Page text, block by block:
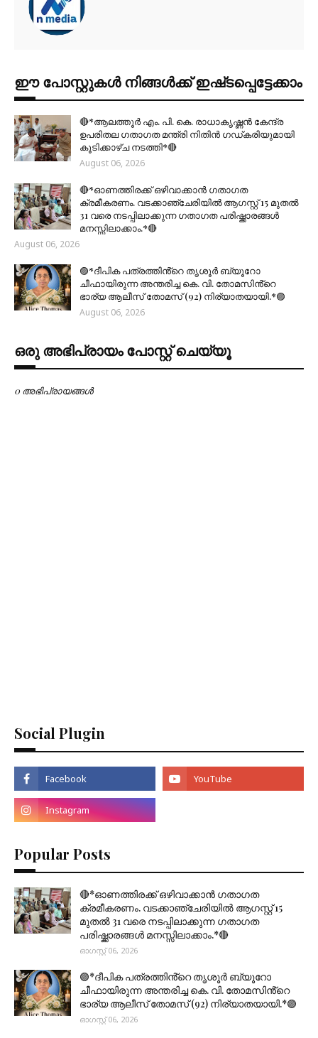
ഈ പോസ്റ്റുകൾ നിങ്ങൾക്ക് ഇഷ്‌‌ടപ്പെട്ടേക്കാം
🔴*ആലത്തൂർ എം. പി. കെ. രാധാകൃഷ്ണൻ കേന്ദ്ര
ഉപരിതല ഗതാഗത മന്ത്രി നിതിൻ ഗഡ്കരിയുമായി
കൂടിക്കാഴ്ച നടത്തി*🔴
August 06, 2026
🔴*ഓണത്തിരക്ക് ഒഴിവാക്കാൻ ഗതാഗത
ക്രമീകരണം. വടക്കാഞ്ചേരിയിൽ ആഗസ്റ്റ് 15 മുതല്‍
31 വരെ നടപ്പിലാക്കുന്ന ഗതാഗത പരിഷ്ക്കാരങ്ങൾ
മനസ്സിലാക്കാം.*🔴
August 06, 2026
🟣*ദീപിക പത്രത്തിൻ്റെ തൃശൂർ ബ്യൂറോ
ചീഫായിരുന്ന അന്തരിച്ച കെ. വി. തോമസിൻ്റെ
ഭാര്യ ആലീസ് തോമസ് (92) നിര്യാതയായി.*🟣
August 06, 2026
ഒരു അഭിപ്രായം പോസ്റ്റ് ചെയ്യൂ
0 അഭിപ്രായങ്ങള്‍
Social Plugin
Popular Posts
🔴*ഓണത്തിരക്ക് ഒഴിവാക്കാൻ ഗതാഗത
ക്രമീകരണം. വടക്കാഞ്ചേരിയിൽ ആഗസ്റ്റ് 15
മുതല്‍ 31 വരെ നടപ്പിലാക്കുന്ന ഗതാഗത
പരിഷ്ക്കാരങ്ങൾ മനസ്സിലാക്കാം.*🔴
ഓഗസ്റ്റ് 06, 2026
🟣*ദീപിക പത്രത്തിൻ്റെ തൃശൂർ ബ്യൂറോ
ചീഫായിരുന്ന അന്തരിച്ച കെ. വി. തോമസിൻ്റെ
ഭാര്യ ആലീസ് തോമസ് (92) നിര്യാതയായി.*🟣
ഓഗസ്റ്റ് 06, 2026